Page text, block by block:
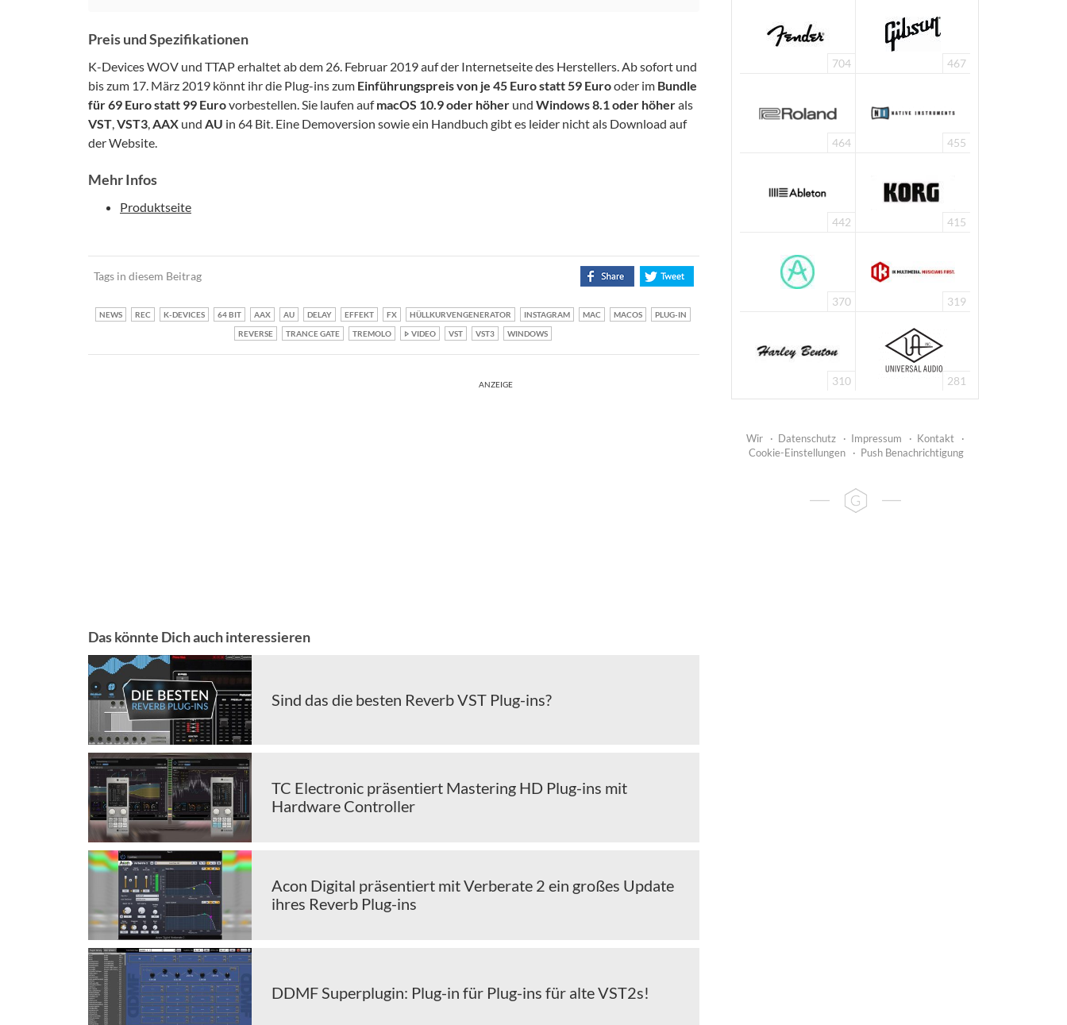
Preis und Spezifikationen
K-Devices WOV und TTAP erhaltet ab dem 26. Februar 2019 auf der Internetseite des Herstellers. Ab sofort und
bis zum 17. März 2019 könnt ihr die Plug-ins zum Einführungspreis von je 45 Euro statt 59 Eurooder im Bundle
für 69 Euro statt 99 Eurovorbestellen. Sie laufen aufmacOS 10.9 oder höher und Windows 8.1 oder höherals
VST,VST3,AAX und AU in 64 Bit. Eine Demoversion sowie ein Handbuch gibt es leider nicht als Download auf
der Website.
Mehr Infos
Produktseite
Tags in diesem Beitrag
NEWS REC K-DEVICES 64 BIT AAX AU DELAY EFFEKT FX HÜLLKURVENGENERATOR INSTAGRAM MAC MACOS
PLUG-IN
REVERSE
TRANCE GATE TREMOLO VIDEO VST VST3 WINDOWS
ANZEIGE
Das könnte Dich auch interessieren
Sind das die besten Reverb VST Plug-ins?
TC Electronic präsentiert Mastering HD Plug-ins mit
Hardware Controller
Acon Digital präsentiert mit Verberate 2 ein großes Update
ihres Reverb Plug-ins
DDMF Superplugin: Plug-in für Plug-ins für alte VST2s!
704 467
464 455
442 415
370 319
310 281
Wir · Datenschutz · Impressum · Kontakt
·
Cookie-Einstellungen
· Push Benachrichtigung